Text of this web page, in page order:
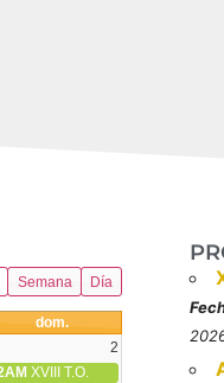
Semana Día
dom.
2
XVIII T.O.